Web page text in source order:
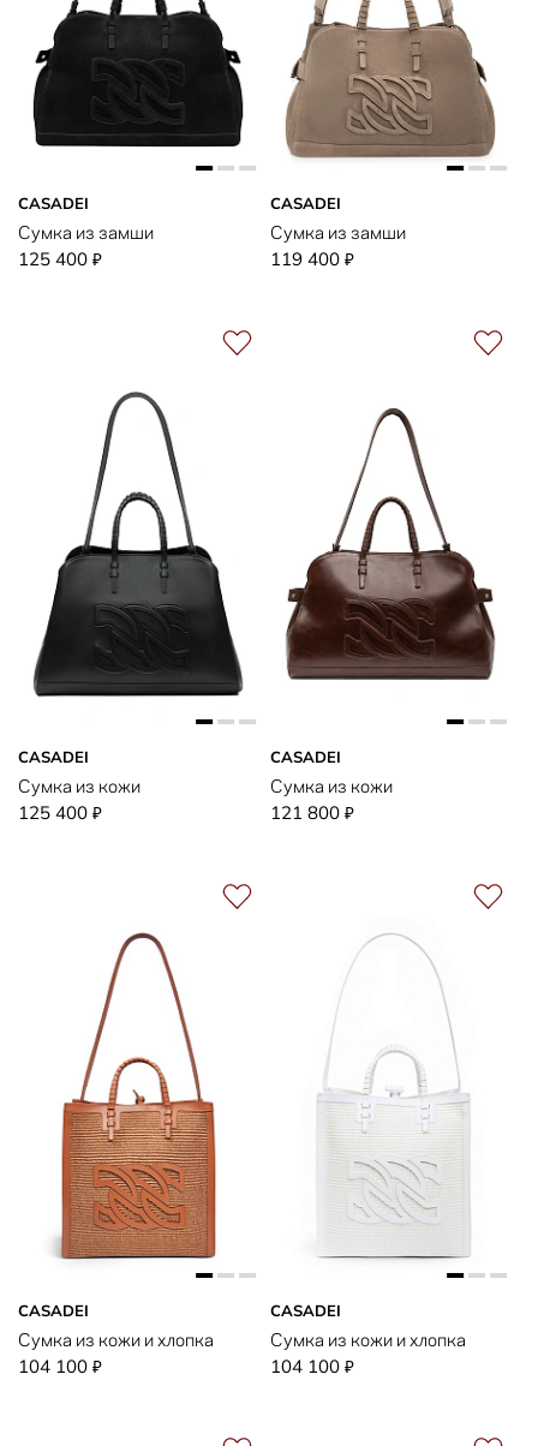
CASADEI
Сумка из замши
125 400 ₽
CASADEI
Сумка из замши
119 400 ₽
CASADEI
Сумка из кожи
125 400 ₽
CASADEI
Сумка из кожи
121 800 ₽
CASADEI
Сумка из кожи и хлопка
104 100 ₽
CASADEI
Сумка из кожи и хлопка
104 100 ₽